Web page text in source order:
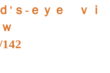
'ｓ-ｅｙｅ ｖｉ